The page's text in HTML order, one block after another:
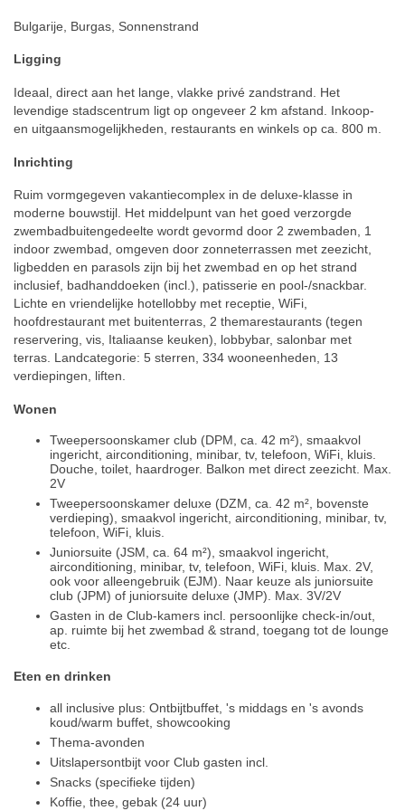
Bulgarije, Burgas, Sonnenstrand
Ligging
Ideaal, direct aan het lange, vlakke privé zandstrand. Het
levendige stadscentrum ligt op ongeveer 2 km afstand. Inkoop-
en uitgaansmogelijkheden, restaurants en winkels op ca. 800 m.
Inrichting
Ruim vormgegeven vakantiecomplex in de deluxe-klasse in
moderne bouwstijl. Het middelpunt van het goed verzorgde
zwembadbuitengedeelte wordt gevormd door 2 zwembaden, 1
indoor zwembad, omgeven door zonneterrassen met zeezicht,
ligbedden en parasols zijn bij het zwembad en op het strand
inclusief, badhanddoeken (incl.), patisserie en pool-/snackbar.
Lichte en vriendelijke hotellobby met receptie, WiFi,
hoofdrestaurant met buitenterras, 2 themarestaurants (tegen
reservering, vis, Italiaanse keuken), lobbybar, salonbar met
terras. Landcategorie: 5 sterren, 334 wooneenheden, 13
verdiepingen, liften.
Wonen
Tweepersoonskamer club (DPM, ca. 42 m²), smaakvol
ingericht, airconditioning, minibar, tv, telefoon, WiFi, kluis.
Douche, toilet, haardroger. Balkon met direct zeezicht. Max.
2V
Tweepersoonskamer deluxe (DZM, ca. 42 m², bovenste
verdieping), smaakvol ingericht, airconditioning, minibar, tv,
telefoon, WiFi, kluis.
Juniorsuite (JSM, ca. 64 m²), smaakvol ingericht,
airconditioning, minibar, tv, telefoon, WiFi, kluis. Max. 2V,
ook voor alleengebruik (EJM). Naar keuze als juniorsuite
club (JPM) of juniorsuite deluxe (JMP). Max. 3V/2V
Gasten in de Club-kamers incl. persoonlijke check-in/out,
ap. ruimte bij het zwembad & strand, toegang tot de lounge
etc.
Eten en drinken
all inclusive plus: Ontbijtbuffet, 's middags en 's avonds
koud/warm buffet, showcooking
Thema-avonden
Uitslapersontbijt voor Club gasten incl.
Snacks (specifieke tijden)
Koffie, thee, gebak (24 uur)